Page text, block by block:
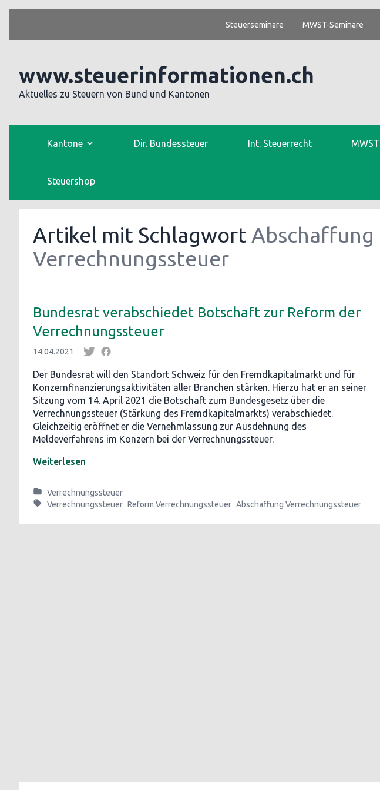
Steuerseminare MWST-Seminare
www.steuerinformationen.ch
Aktuelles zu Steuern von Bund und Kantonen
Kantone Dir. Bundessteuer Int. Steuerrecht MWST
Steuershop
Artikel mit Schlagwort Abschaffung
Verrechnungssteuer
Bundesrat verabschiedet Botschaft zur Reform der
Verrechnungssteuer
14.04.2021
Der Bundesrat will den Standort Schweiz für den Fremdkapitalmarkt und für
Konzernfinanzierungsaktivitäten aller Branchen stärken. Hierzu hat er an seiner
Sitzung vom 14. April 2021 die Botschaft zum Bundesgesetz über die
Verrechnungssteuer (Stärkung des Fremdkapitalmarkts) verabschiedet.
Gleichzeitig eröffnet er die Vernehmlassung zur Ausdehnung des
Meldeverfahrens im Konzern bei der Verrechnungssteuer.
Weiterlesen
Verrechnungssteuer
Verrechnungssteuer Reform Verrechnungssteuer Abschaffung Verrechnungssteuer